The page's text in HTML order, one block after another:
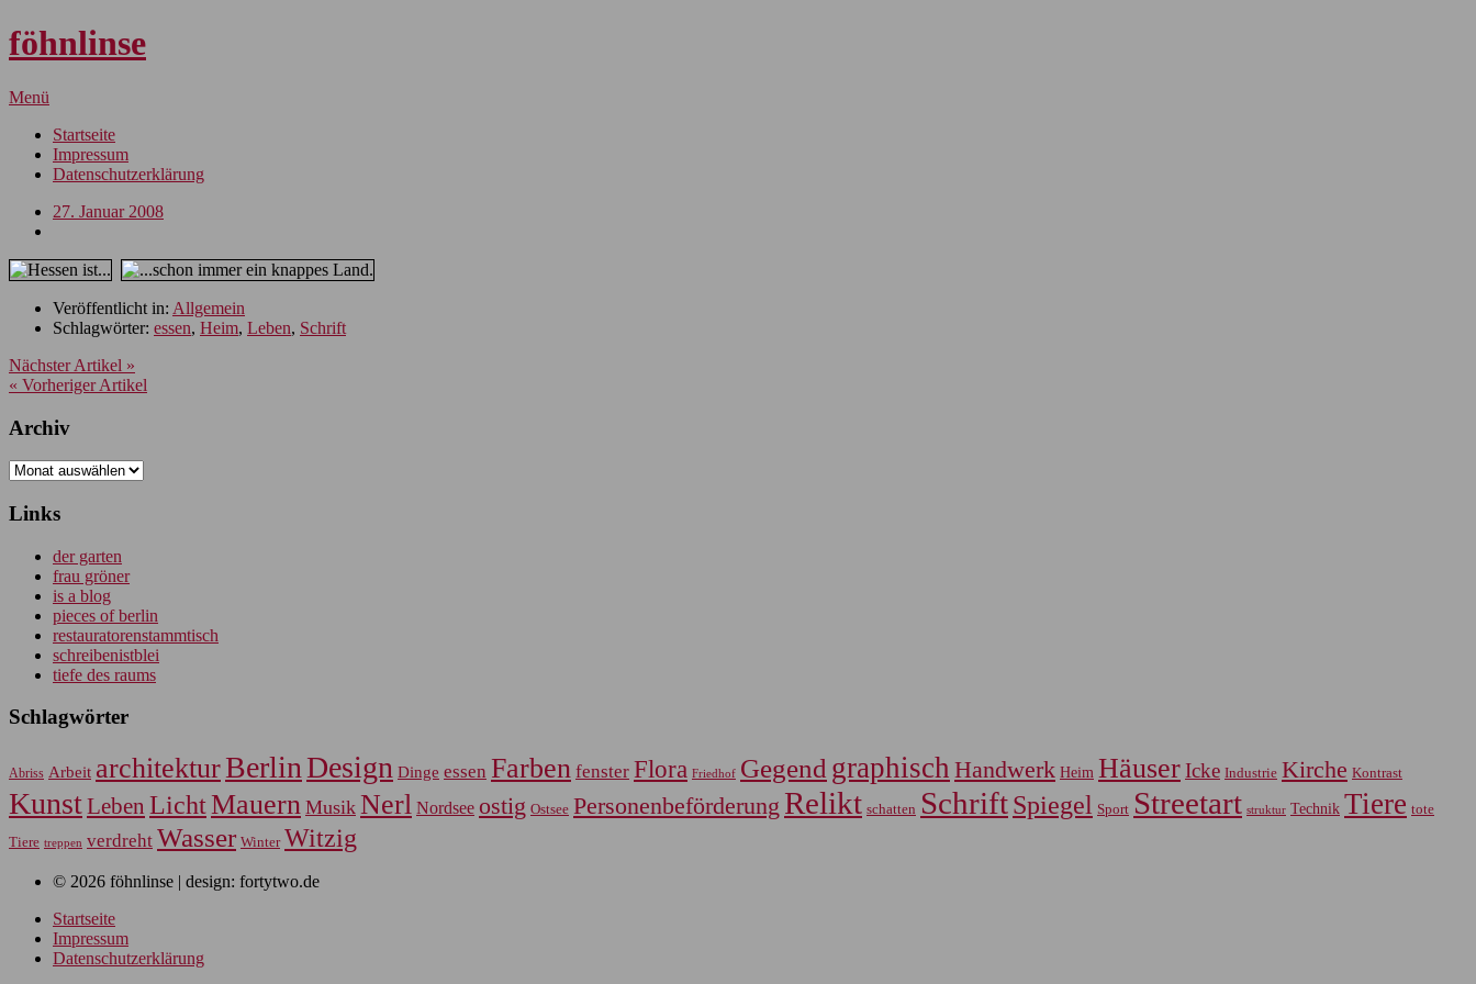
föhnlinse
Menü
Startseite
Impressum
Datenschutzerklärung
27. Januar 2008
Veröffentlicht in: Allgemein
Schlagwörter: essen, Heim, Leben, Schrift
Nächster Artikel »
« Vorheriger Artikel
Archiv
Archiv
Links
der garten
frau gröner
is a blog
pieces of berlin
restauratorenstammtisch
schreibenistblei
tiefe des raums
Schlagwörter
Abriss Arbeit architekturBerlin Design Dinge essen Farben fenster Flora Friedhof Gegend graphisch Handwerk Heim HäuserIcke Industrie Kirche Kontrast
KunstLeben LichtMauern Musik Nerl Nordsee ostig Ostsee Personenbeförderung Relikt schatten SchriftSpiegel Sport Streetart struktur Technik Tiere tote
Tiere treppen verdreht Wasser Winter Witzig
© 2026 föhnlinse | design: fortytwo.de
Startseite
Impressum
Datenschutzerklärung